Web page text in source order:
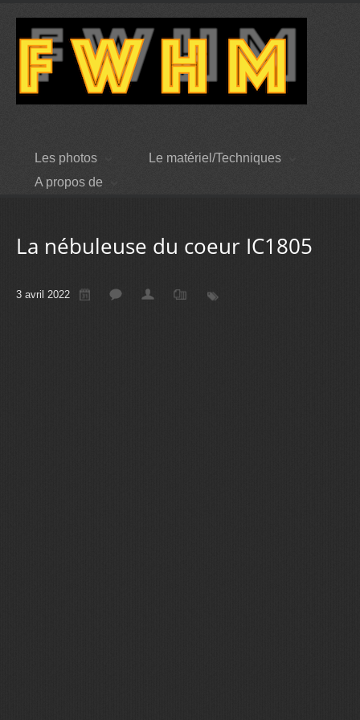
Les photos
Le matériel/Techniques
A propos de
La nébuleuse du coeur IC1805
3 avril 2022